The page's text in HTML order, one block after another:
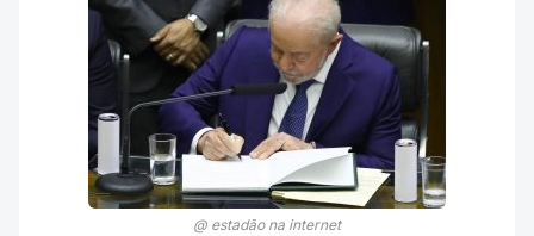
@ estadão na internet